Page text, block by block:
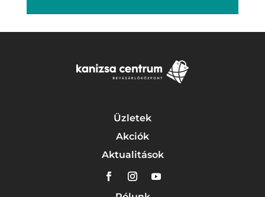
Üzletek
Akciók
Aktualitások